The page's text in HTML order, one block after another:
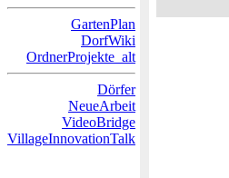
GartenPlan
DorfWiki
OrdnerProjekte_alt
Dörfer
NeueArbeit
VideoBridge
VillageInnovationTalk